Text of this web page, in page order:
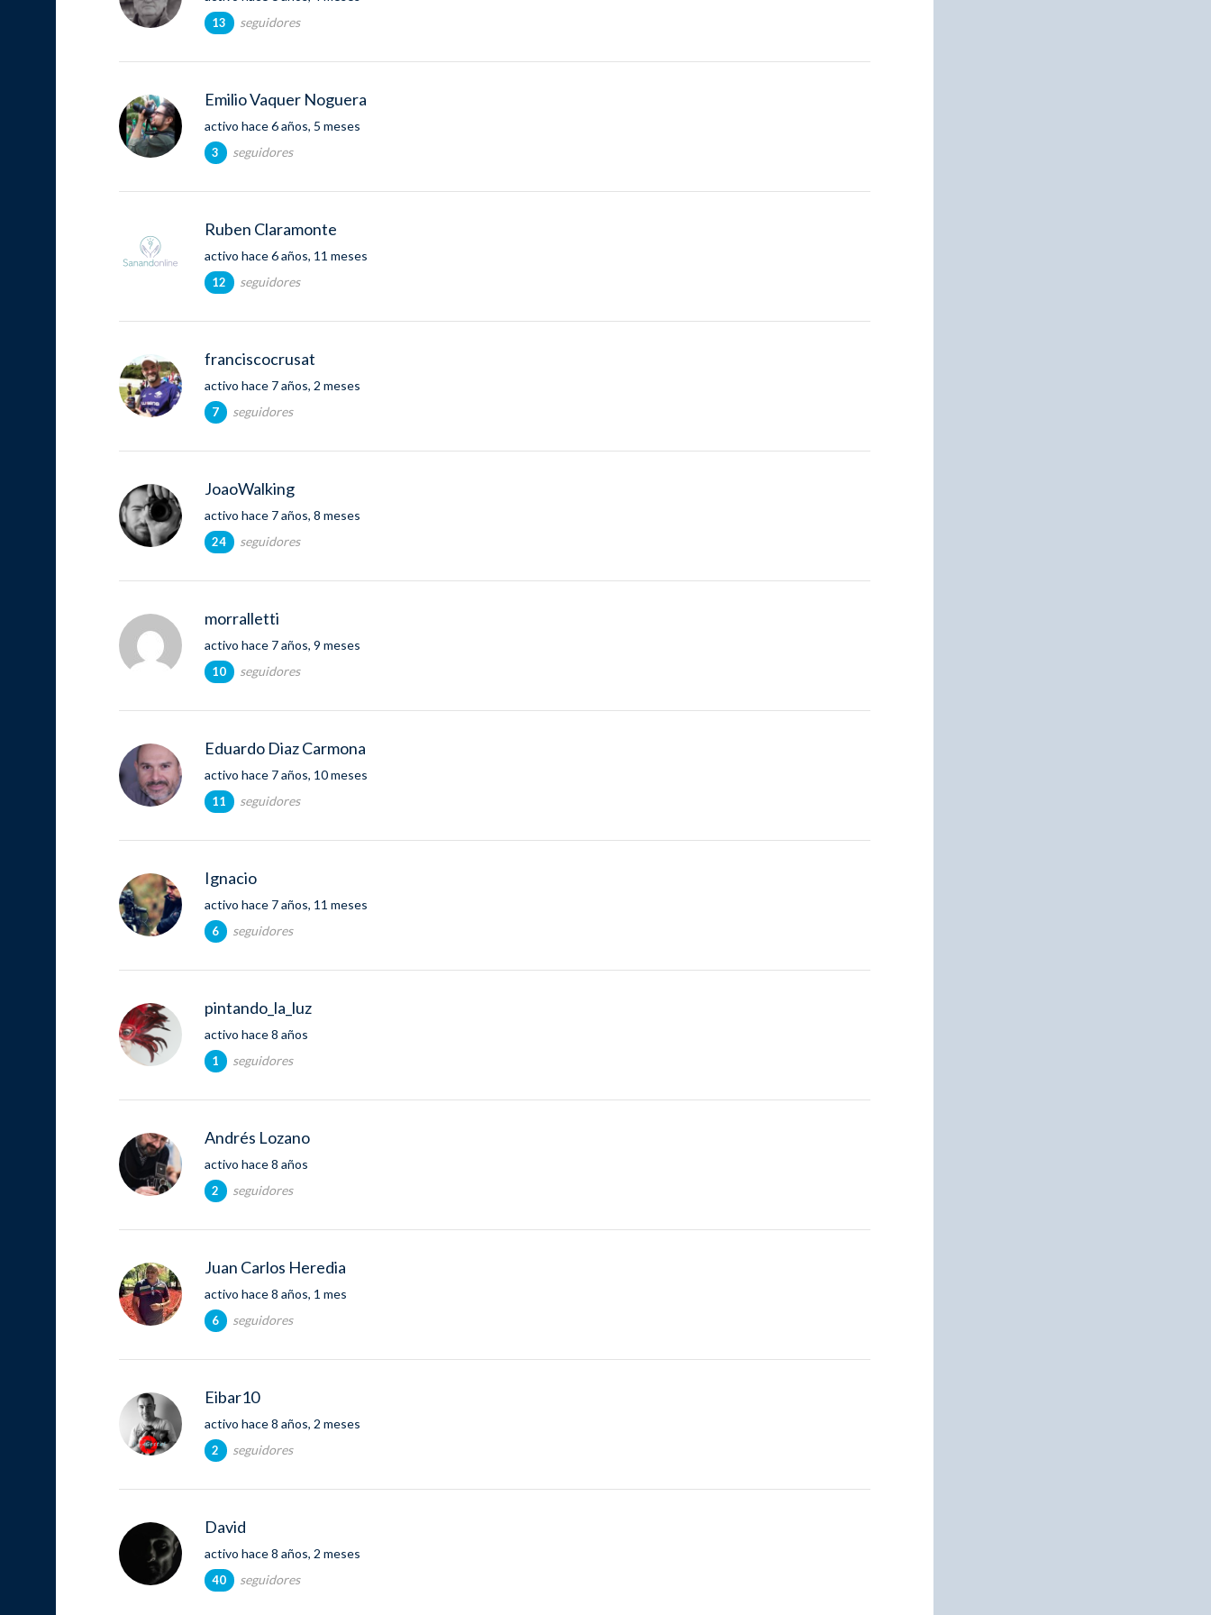
13 seguidores
Emilio Vaquer Noguera
activo hace 6 años, 5 meses
3 seguidores
Ruben Claramonte
activo hace 6 años, 11 meses
12 seguidores
franciscocrusat
activo hace 7 años, 2 meses
7 seguidores
JoaoWalking
activo hace 7 años, 8 meses
24 seguidores
morralletti
activo hace 7 años, 9 meses
10 seguidores
Eduardo Diaz Carmona
activo hace 7 años, 10 meses
11 seguidores
Ignacio
activo hace 7 años, 11 meses
6 seguidores
pintando_la_luz
activo hace 8 años
1 seguidores
Andrés Lozano
activo hace 8 años
2 seguidores
Juan Carlos Heredia
activo hace 8 años, 1 mes
6 seguidores
Eibar10
activo hace 8 años, 2 meses
2 seguidores
David
activo hace 8 años, 2 meses
40 seguidores